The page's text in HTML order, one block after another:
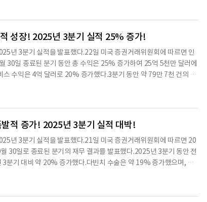
장직을 맡고 있다.※ 본 컨텐츠는 AI API를 이용하여 요약한 내용으
컨텐츠는 투자 참고용이며 투자를 할때는 컨텐츠 원문을 필히 필독하
성장! 2025년 3분기 실적 25% 증가!
년 3분기 실적을 발표했다.22일 미국 증권거래위원회에 따르면 인
일 종료된 분기 동안 총 수익은 25% 증가하여 25억 5천만 달러에
수익은 4억 달러로 20% 증가했다.3분기 동안 약 79만 7천 건의 다
와 이온 시스템의 수술 건수 증가에 기인한다.특히, 다빈치 수술의
증가하여 5억 9천만 달러에 달했으며, 이는 다빈치 시스템의 판
인튜이티브서지컬은 427대의 다빈치 수술 시스템을 배치했으며,
빈치 5 시스템이었다.2025년 9월 30일 기준으로 다빈치 수술 시
총 매출은 2025년 9월 30일 기준으로 71억 9천만 달러에 달하며,
속적인 성장을 위해 연구 개발과 인프라 확장에 투자할 계획이다.현
하고 있으며, 이는 향후 성장에 필요한 자금을 충분히 지원할 수 있
적 증가! 2025년 3분기 실적 대박!
년 3분기 실적을 발표했다.21일 미국 증권거래위원회에 따르면 20
30일로 종료된 분기의 재무 결과를 발표했다.2025년 3분기 동안 전
분기 대비 약 20% 증가했다.다빈치 수술은 약 19% 증가했으며, 이
대의 다빈치 5 시스템이 포함되어 있으며, 이는 2024년 3분기 11
을 배치했으며, 이는 2024년 3분기 58대에 비해 감소한 수치다.20